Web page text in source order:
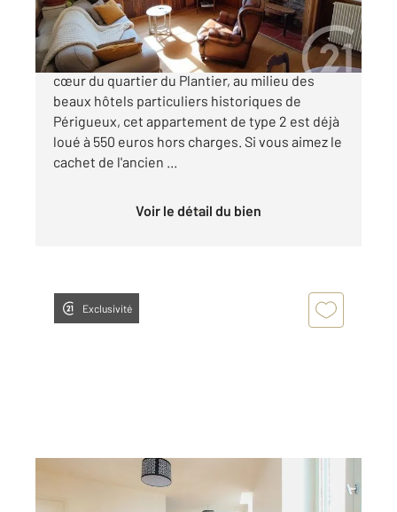
PERIGUEUX QUARTIER HISTORIQUE En plein
cœur du quartier du Plantier, au milieu des
beaux hôtels particuliers historiques de
Périgueux, cet appartement de type 2 est déjà
loué à 550 euros hors charges. Si vous aimez le
cachet de l'ancien ...
Voir le détail du bien
Exclusivité
PERIGUEUX 24
, 2 pièces